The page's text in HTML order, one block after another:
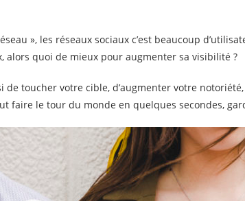
», les réseaux sociaux c’est beaucoup
alors quoi de mieux pour augmenter sa visibilité ?
toucher votre cible, d’augmenter votre
faire le tour du monde en quelques secondes,